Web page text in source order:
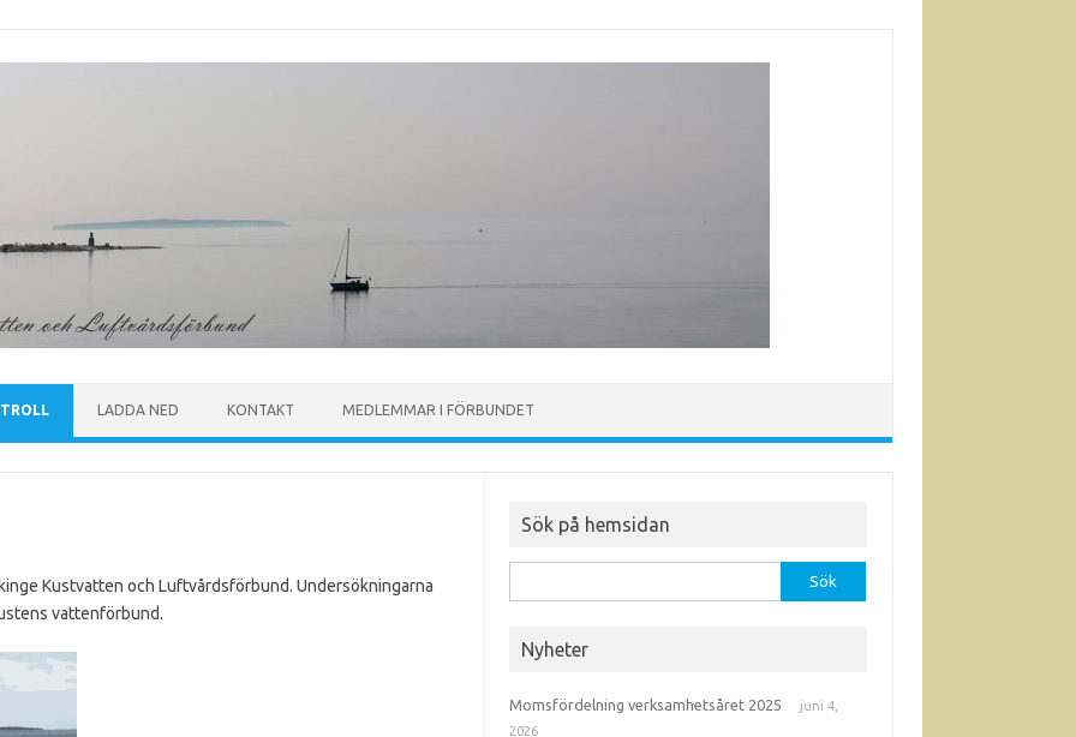
LADDA NED KONTAKT MEDLEMMAR I FÖRBUNDET
Kustvatten och Luftvårdsförbund. Undersökningarna
vattenförbund.
Sök på hemsidan
efter:
Nyheter
Momsfördelning verksamhetsåret 2025
juni 4,
2026